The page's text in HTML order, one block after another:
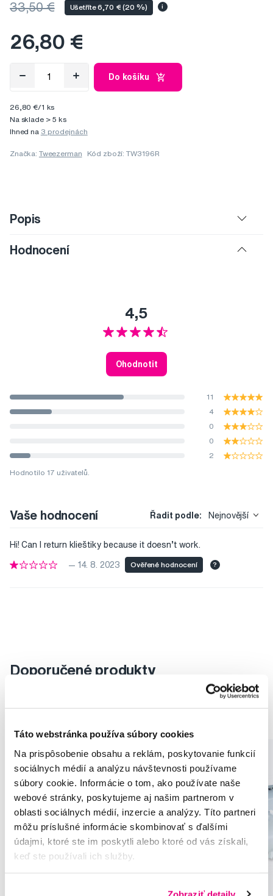
Táto webstránka používa súbory cookies
Na prispôsobenie obsahu a reklám, poskytovanie funkcií
sociálnych médií a analýzu návštevnosti používame
súbory cookie. Informácie o tom, ako používate naše
webové stránky, poskytujeme aj našim partnerom v
oblasti sociálnych médií, inzercie a analýzy. Títo partneri
môžu príslušné informácie skombinovať s ďalšími
údajmi, ktoré ste im poskytli alebo ktoré od vás získali,
keď ste používali ich služby.
33,50 € Ušetříte 6,70 € (20 %) i
26,80 €
Do košíku
26,80 €/1 ks
Na sklade > 5 ks
Ihned na 3 prodejnách
Značka: Tweezerman Kód zboží: TW3196R
Popis
Hodnocení
4,5
Ohodnotit
11
4
0
0
2
Hodnotilo 17 uživatelů.
Vaše hodnocení Řadit podle: Nejnovější
Hi! Can I return klieštiky because it doesn’t work.
— 14. 8. 2023 Ověřené hodnocení ?
Doporučené produkty